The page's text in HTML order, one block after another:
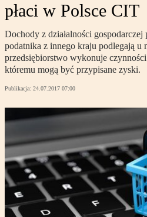
płaci w Polsce CIT
Dochody z działalności gospodarczej
podatnika z innego kraju podlegają u
przedsiębiorstwo wykonuje czynności
któremu mogą być przypisane zyski.
Publikacja: 24.07.2017 07:00